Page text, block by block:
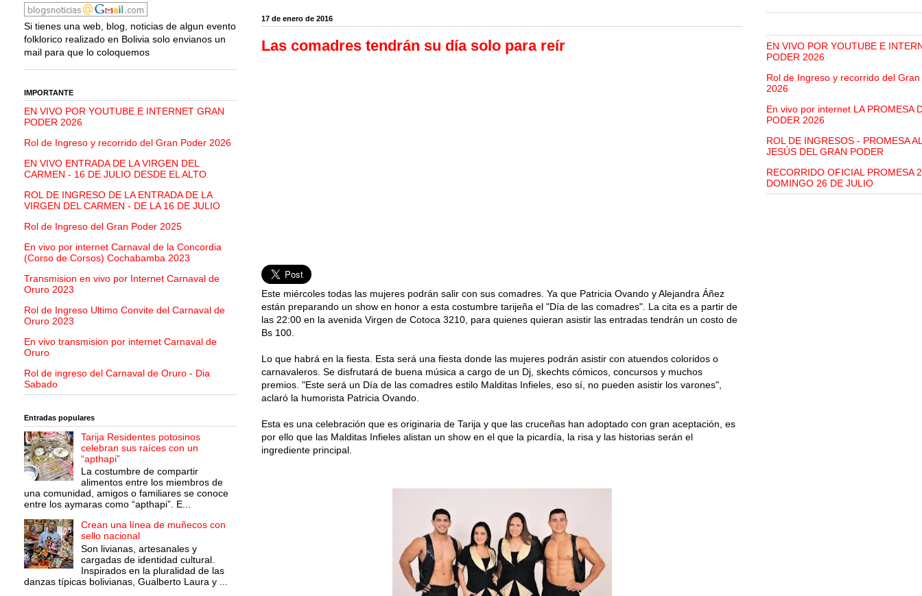
17 de enero de 2016
Las comadres tendrán su día solo para reír
Este miércoles todas las mujeres podrán salir con sus comadres. Ya que Patricia Ovando y Alejandra Áñez
están preparando un show en honor a esta costumbre tarijeña el "Día de las comadres". La cita es a partir de
las 22:00 en la avenida Virgen de Cotoca 3210, para quienes quieran asistir las entradas tendrán un costo de
Bs 100.
Lo que habrá en la fiesta. Esta será una fiesta donde las mujeres podrán asistir con atuendos coloridos o
carnavaleros. Se disfrutará de buena música a cargo de un Dj, skechts cómicos, concursos y muchos
premios. "Este será un Día de las comadres estilo Malditas Infieles, eso sí, no pueden asistir los varones",
aclaró la humorista Patricia Ovando.
Esta es una celebración que es originaria de Tarija y que las cruceñas han adoptado con gran aceptación, es
por ello que las Malditas Infieles alistan un show en el que la picardía, la risa y las historias serán el
ingrediente principal.
Si tienes una web, blog, noticias de algun evento
folklorico realizado en Bolivia solo envianos un
mail para que lo coloquemos
IMPORTANTE
EN VIVO POR YOUTUBE E INTERNET GRAN
PODER 2026
Rol de Ingreso y recorrido del Gran Poder 2026
EN VIVO ENTRADA DE LA VIRGEN DEL
CARMEN - 16 DE JULIO DESDE EL ALTO
ROL DE INGRESO DE LA ENTRADA DE LA
VIRGEN DEL CARMEN - DE LA 16 DE JULIO
Rol de Ingreso del Gran Poder 2025
En vivo por internet Carnaval de la Concordia
(Corso de Corsos) Cochabamba 2023
Transmision en vivo por Internet Carnaval de
Oruro 2023
Rol de Ingreso Ultimo Convite del Carnaval de
Oruro 2023
En vivo transmision por internet Carnaval de
Oruro
Rol de ingreso del Carnaval de Oruro - Dia
Sabado
Entradas populares
Tarija Residentes potosinos
celebran sus raíces con un
“apthapi”
La costumbre de compartir
alimentos entre los miembros de
una comunidad, amigos o familiares se conoce
entre los aymaras como “apthapi”. E...
Crean una línea de muñecos con
sello nacional
Son livianas, artesanales y
cargadas de identidad cultural.
Inspirados en la pluralidad de las
danzas típicas bolivianas, Gualberto Laura y ...
EN VIVO POR YOUTUBE E
PODER 2026
Rol de Ingreso y recorrido del
2026
En vivo por internet LA PROMESA
PODER 2026
ROL DE INGRESOS - PROMESA
JESÚS DEL GRAN PODER
RECORRIDO OFICIAL PROMESA
DOMINGO 26 DE JULIO